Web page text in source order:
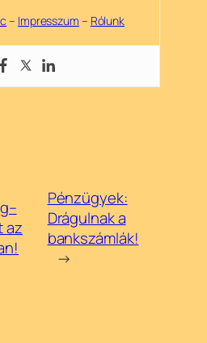
– Impresszum – Rólunk
az
Pénzügyek:
Drágulnak a
bankszámlák!
→